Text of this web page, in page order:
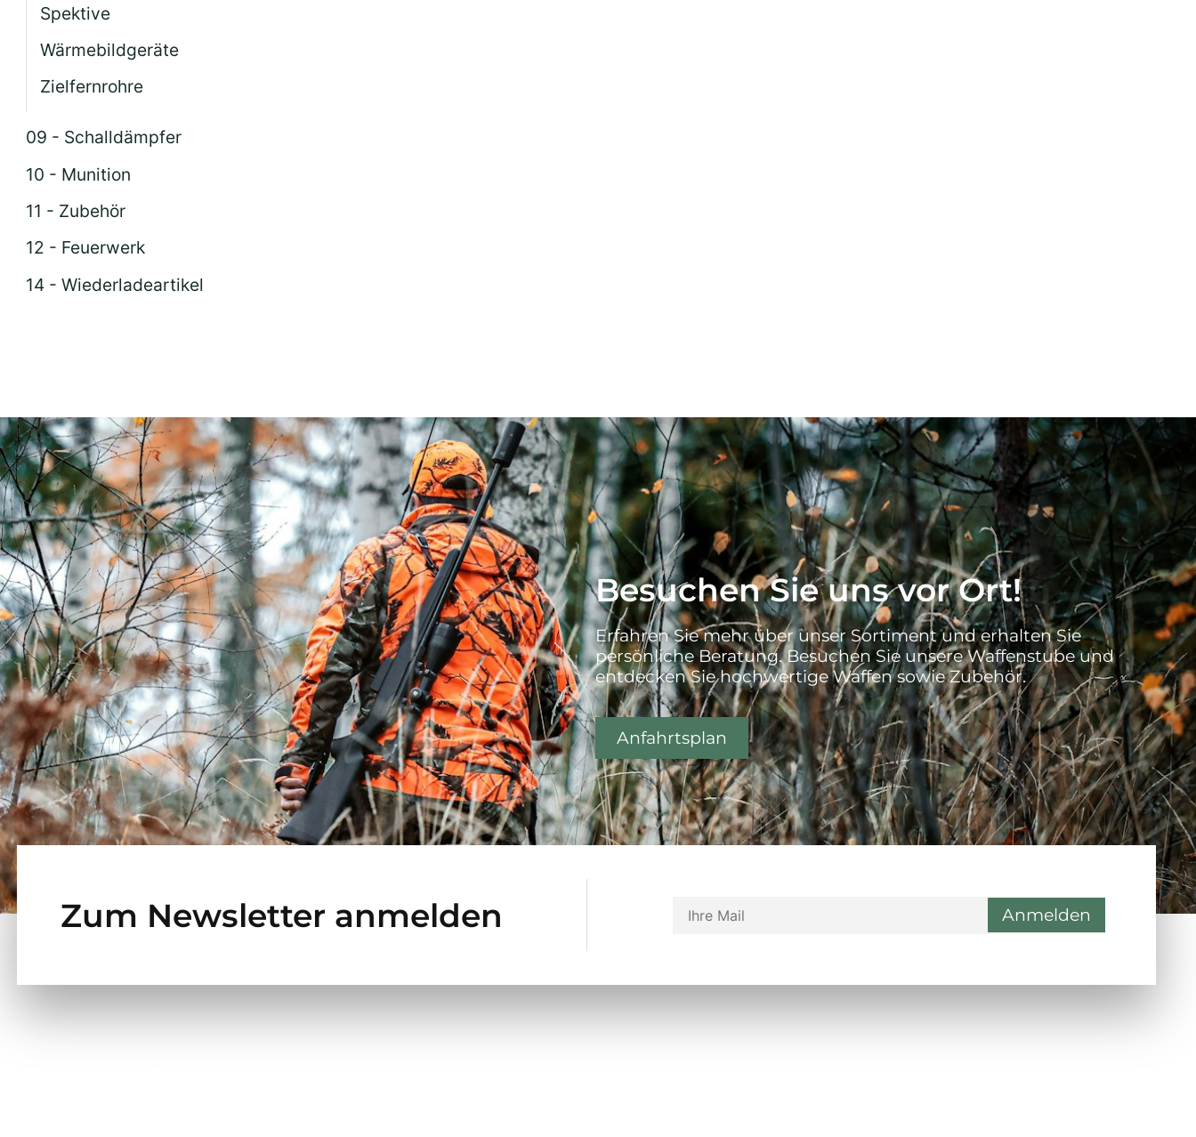
Spektive
Wärmebildgeräte
Zielfernrohre
09 - Schalldämpfer
10 - Munition
11 - Zubehör
12 - Feuerwerk
14 - Wiederladeartikel
Besuchen Sie uns vor Ort!
Erfahren Sie mehr über unser Sortiment und erhalten Sie
persönliche Beratung. Besuchen Sie unsere Waffenstube und
entdecken Sie hochwertige Waffen sowie Zubehör.
Anfahrtsplan
Zum Newsletter anmelden